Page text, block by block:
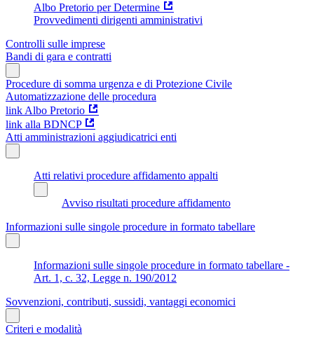
Albo Pretorio per Determine
Provvedimenti dirigenti amministrativi
Controlli sulle imprese
Bandi di gara e contratti
Procedure di somma urgenza e di Protezione Civile
Automatizzazione delle procedura
link Albo Pretorio
link alla BDNCP
Atti amministrazioni aggiudicatrici enti
Atti relativi procedure affidamento appalti
Avviso risultati procedure affidamento
Informazioni sulle singole procedure in formato tabellare
Informazioni sulle singole procedure in formato tabellare -
Art. 1, c. 32, Legge n. 190/2012
Sovvenzioni, contributi, sussidi, vantaggi economici
Criteri e modalità